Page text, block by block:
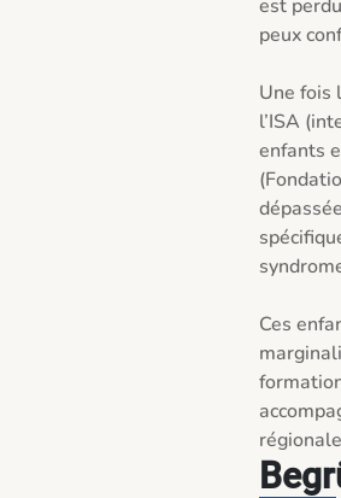
est
peux
Une fois
l’ISA
enfants
Ces